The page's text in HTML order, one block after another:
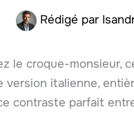
Rédigé par
le croque-monsieur,
version italienne,
contraste parfait